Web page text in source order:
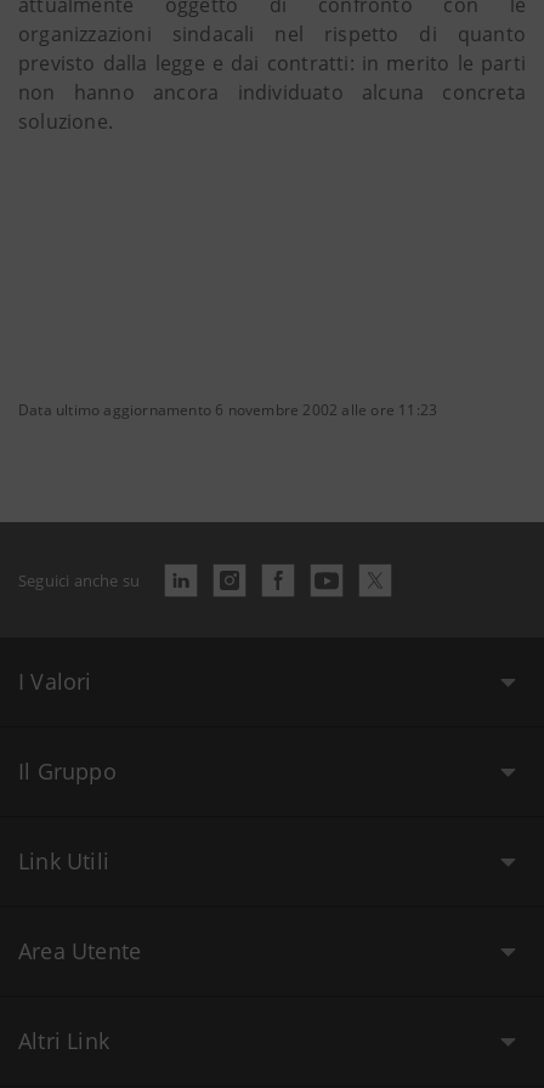
organizzazioni sindacali nel rispetto di quanto
previsto dalla legge e dai contratti: in merito le parti
non hanno ancora individuato alcuna concreta
soluzione.
Data ultimo aggiornamento 6 novembre 2002 alle ore 11:23
Seguici anche su
I Valori
Il Gruppo
Link Utili
Area Utente
Altri Link